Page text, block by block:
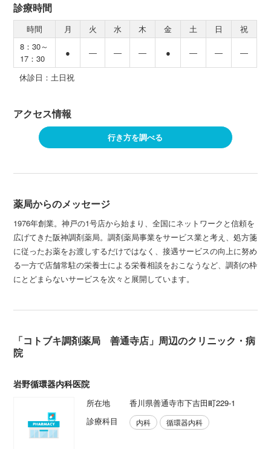
診療時間
時間 月 火 水 木 金 土 日
祝
8：30～
17：30
● ― ― ― ● ― ― ―
休診日：土日祝
アクセス情報
行き方を調べる
薬局からのメッセージ
1976年創業。神戸の1号店から始まり、全国にネットワークと信頼を
広げてきた阪神調剤薬局。調剤薬局事業をサービス業と考え、処方箋
に従ったお薬をお渡しするだけではなく、接遇サービスの向上に努め
る一方で店舗常駐の栄養士による栄養相談をおこなうなど、調剤の枠
にとどまらないサービスを次々と展開しています。
「コトブキ調剤薬局 善通寺店」周辺のクリニック・病
院
岩野循環器内科医院
所在地
香川県善通寺市下吉田町229-1
診療科目
内科 循環器内科